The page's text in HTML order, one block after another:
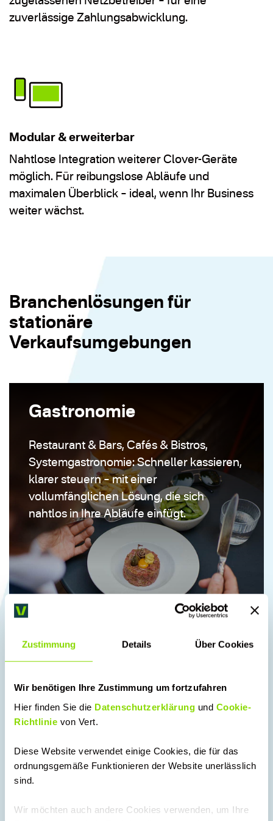
Zustimmung Details Über Cookies
Wir benötigen Ihre Zustimmung um fortzufahren
Hier finden Sie die Datenschutzerklärung und Cookie-
Richtlinie von Vert.
Diese Website verwendet einige Cookies, die für das
ordnungsgemäße Funktionieren der Website unerlässlich
sind.
Wir möchten auch andere Cookies verwenden, um Ihre
zuverlässige Zahlungsabwicklung.
Modular & erweiterbar
Nahtlose Integration weiterer Clover-Geräte
möglich. Für reibungslose Abläufe und
maximalen Überblick – ideal, wenn Ihr Business
weiter wächst.
Branchenlösungen für
stationäre
Verkaufsumgebungen
Gastronomie
Restaurant & Bars, Cafés & Bistros,
Systemgastronomie: Schneller kassieren,
klarer steuern – mit einer
vollumfänglichen Lösung, die sich
nahtlos in Ihre Abläufe einfügt.
HV-Tisch oder Empfangsbereich: Das
Clover Station Duo sorgt für klare Abläufe
im sensiblen Umfeld.Sicher und diskret –